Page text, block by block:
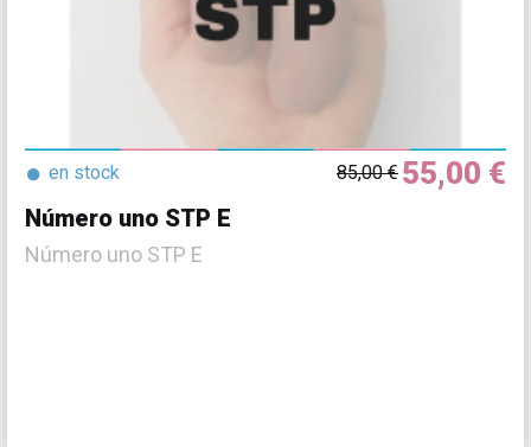
● en stock 85,00 € 55,00 €
Número uno STP E
Número uno STP E